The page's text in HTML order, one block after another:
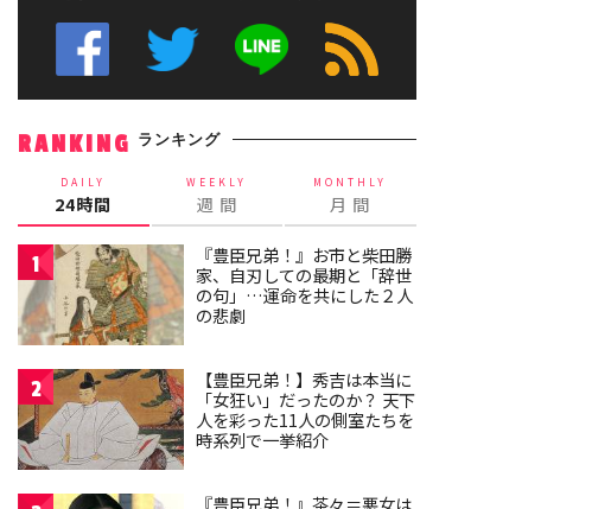
RANKING ランキング
DAILY
24時間
WEEKLY
週 間
MONTHLY
月 間
1
『豊臣兄弟！』お市と柴田勝
家、自刃しての最期と「辞世
の句」…運命を共にした２人
の悲劇
2
【豊臣兄弟！】秀吉は本当に
「女狂い」だったのか？ 天下
人を彩った11人の側室たちを
時系列で一挙紹介
『豊臣兄弟！』茶々＝悪女は